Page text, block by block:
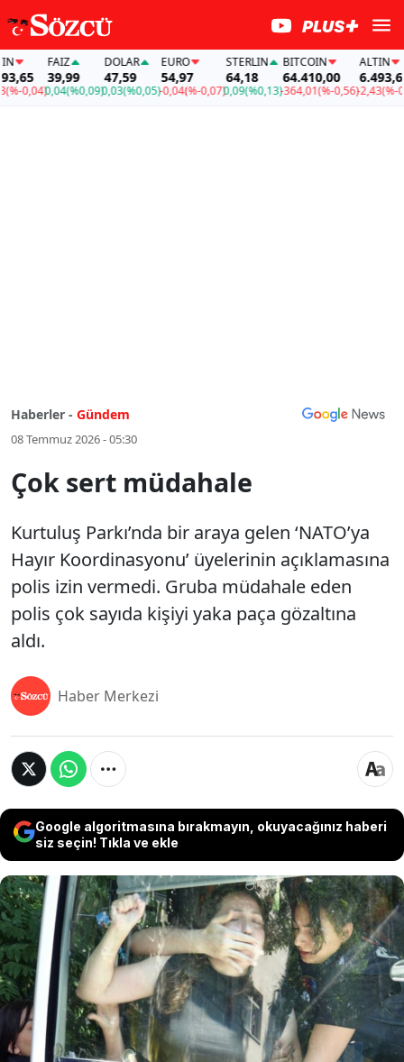
FAİZ
39,99
0,04(%0,09)
DOLAR
47,59
0,03(%0,05)
EURO
54,97
-0,04(%-0,07)
STERLIN
64,18
0,09(%0,13)
BITCOIN
64.410,00
-364,01(%-0,56)
ALTIN
6.493,65
-2,43(%-0,04)
Haberler - Gündem
08 Temmuz 2026 - 05:30
Çok sert müdahale
Kurtuluş Parkı’nda bir araya gelen ‘NATO’ya
Hayır Koordinasyonu’ üyelerinin açıklamasına
polis izin vermedi. Gruba müdahale eden
polis çok sayıda kişiyi yaka paça gözaltına
aldı.
Haber Merkezi
Google algoritmasına bırakmayın, okuyacağınız haberi
siz seçin! Tıkla ve ekle
Kurtuluş Parkı’nda bir araya gelen ‘NATO’ya
Hayır Koordinasyonu’ üyelerinin
açıklamasına polis izin vermedi. Gruba
müdahale eden polis çok sayıda kişiyi yaka
paça gözaltına aldı.